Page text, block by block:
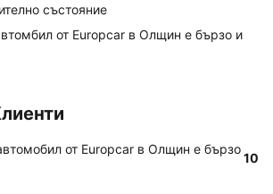
състояние
от Europcar в Олщин е бързо и
от Europcar в Олщин е бързо
10